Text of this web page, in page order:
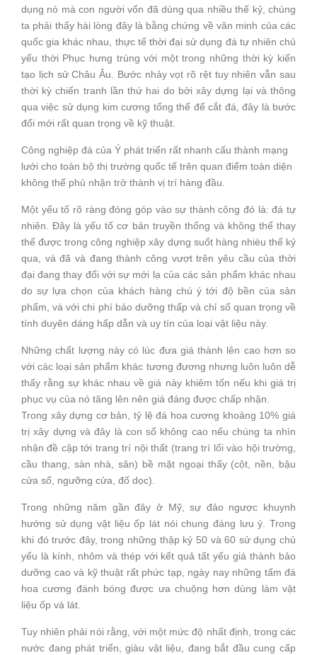
dụng nó mà con người vốn đã dùng qua nhiều thế kỷ, chúng
ta phải thấy hài lòng đây là bằng chứng về văn minh của các
quốc gia khác nhau, thực tế thời đại sử dụng đá tự nhiên chủ
yếu thời Phục hưng trùng với một trong những thời kỳ kiến
tạo lịch sử Châu Âu. Bước nhảy vọt rõ rệt tuy nhiên vẫn sau
thời kỳ chiến tranh lần thứ hai do bởi xây dựng lại và thông
qua việc sử dụng kim cương tổng thể để cắt đá, đây là bước
đổi mới rất quan trọng về kỹ thuật.
Công nghiệp đá của Ý phát triển rất nhanh cấu thành mạng
lưới cho toàn bộ thị trường quốc tế trên quan điểm toàn diện
không thể phủ nhận trở thành vị trí hàng đầu.
Một yếu tố rõ ràng đóng góp vào sự thành công đó là: đá tự
nhiên. Đây là yếu tố cơ bản truyền thống và không thể thay
thế được trong công nghiệp xây dựng suốt hàng nhièu thế kỷ
qua, và đã và đang thành công vượt trên yêu cầu của thời
đại đang thay đổi với sự mới lạ của các sản phẩm khác nhau
do sự lựa chọn của khách hàng chú ý tới độ bền của sản
phẩm, và với chi phí bảo dưỡng thấp và chỉ số quan trọng về
tính duyên dáng hấp dẫn và uy tín của loại vật liệu này.
Những chất lượng này có lúc đưa giá thành lên cao hơn so
với các loại sản phẩm khác tương đương nhưng luôn luôn dễ
thấy rằng sự khác nhau về giá này khiêm tốn nếu khi giá trị
phục vụ của nó tăng lên nên giá đáng được chấp nhận.
Trong xây dựng cơ bản, tỷ lệ đá hoa cương khoảng 10% giá
trị xây dựng và đây là con số không cao nếu chúng ta nhìn
nhận đề cập tới trang trí nội thất (trang trí lối vào hội trường,
cầu thang, sàn nhà, sân) bề mặt ngoại thấy (cột, nền, bậu
cửa sổ, ngưỡng cửa, đố dọc).
Trong những năm gần đây ở Mỹ, sự đảo ngược khuynh
hướng sử dụng vật liệu ốp lát nói chung đáng lưu ý. Trong
khi đó trước đây, trong những thập kỷ 50 và 60 sử dụng chủ
yếu là kính, nhôm và thép với kết quả tất yếu giá thành bảo
dưỡng cao và kỹ thuật rất phức tạp, ngày nay những tấm đá
hoa cương đánh bóng được ưa chuộng hơn dùng làm vật
liệu ốp và lát.
Tuy nhiên phải nói rằng, với một mức độ nhất định, trong các
nước đang phát triển, giàu vật liệu, đang bắt đầu cung cấp